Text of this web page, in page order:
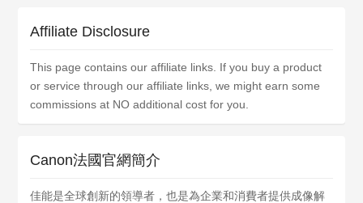
Affiliate Disclosure
This page contains our affiliate links. If you buy a product
or service through our affiliate links, we might earn some
commissions at NO additional cost for you.
Canon法國官網簡介
佳能是全球創新的領導者，也是為企業和消費者提供成像解